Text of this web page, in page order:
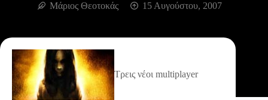
Μάριος Θεοτοκάς 15 Αυγούστου, 2007
Τρεις νέοι multiplayer